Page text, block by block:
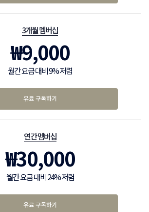
3개월 멤버십
₩9,000
월간 요금 대비 9% 저렴
유료 구독하기
연간 멤버십
₩30,000
월간 요금 대비 24% 저렴
유료 구독하기